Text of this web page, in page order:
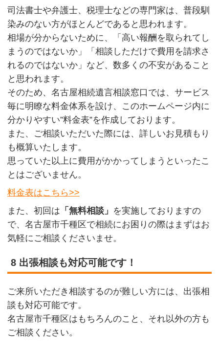
司法書士や弁護士、税理士などの専門家は、普段馴
染みのない方がほとんどであると思われます。
相場が分からないために、「高い報酬を取られてし
まうのではないか」「相談しただけで費用を請求さ
れるのではないか」など、数多くの不安があること
と思われます。
そのため、名古屋相続遺言相談窓口では、サービス
毎に明瞭な料金体系を設け、このホームページ内に
分かりやすい”料金表”を作成しております。
また、ご相談いただいた際には、詳しいお見積もり
も概算いたします。
思っていた以上に費用がかかってしまうといったこ
とはございません。
料金表はこちら>>
また、初回は 「無料相談」 を実施しておりますの
で、名古屋市千種区で相続にお困りの際はまずはお
気軽にご相談くださいませ。
8 出張相談も対応可能です！
ご来所いただき相談するのが難しい方には、出張相
談も対応可能です。
名古屋市千種区はもちろんのこと、それ以外の方も
ご相談ください。